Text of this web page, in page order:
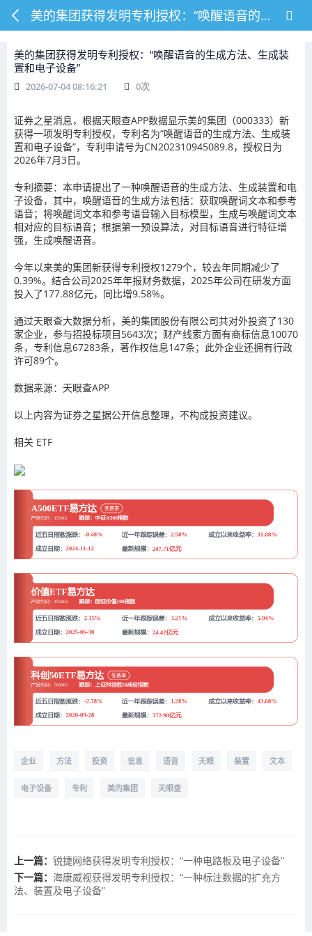
美的集团获得发明专利授权：“唤醒语音的生成方法、生成装置和电子设备”
美的集团获得发明专利授权：“唤醒语音的生成方法、生成装
置和电子设备”
2026-07-04 08:16:21 0次
证券之星消息，根据天眼查APP数据显示美的集团（000333）新
获得一项发明专利授权，专利名为“唤醒语音的生成方法、生成装
置和电子设备”，专利申请号为CN202310945089.8，授权日为
2026年7月3日。
专利摘要：本申请提出了一种唤醒语音的生成方法、生成装置和电
子设备，其中，唤醒语音的生成方法包括：获取唤醒词文本和参考
语音；将唤醒词文本和参考语音输入目标模型，生成与唤醒词文本
相对应的目标语音；根据第一预设算法，对目标语音进行特征增
强，生成唤醒语音。
今年以来美的集团新获得专利授权1279个，较去年同期减少了
0.39%。结合公司2025年年报财务数据，2025年公司在研发方面
投入了177.88亿元，同比增9.58%。
通过天眼查大数据分析，美的集团股份有限公司共对外投资了130
家企业，参与招投标项目5643次；财产线索方面有商标信息10070
条，专利信息67283条，著作权信息147条；此外企业还拥有行政
许可89个。
数据来源：天眼查APP
以上内容为证券之星据公开信息整理，不构成投资建议。
相关 ETF
企业 方法 投资 信息 语音 天眼 装置 文本
电子设备 专利 美的集团 天眼查
上一篇： 锐捷网络获得发明专利授权：“一种电路板及电子设备”
下一篇： 海康威视获得发明专利授权：“一种标注数据的扩充方
法、装置及电子设备”